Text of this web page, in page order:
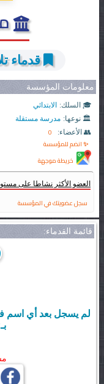
قدماء
معلومات المؤسسة
🎓 السلك: الابتدائي
🏛️ نوعها: مدرسة مستقلة
👥 الأعضاء:
0
✨ انضم للمؤسسة
خريطة موجهة
العضو الأكثر نشاطا على
سجل عضويتك في المؤسسة
قائمة القدماء:
لم يسجل بعد أي اسم في